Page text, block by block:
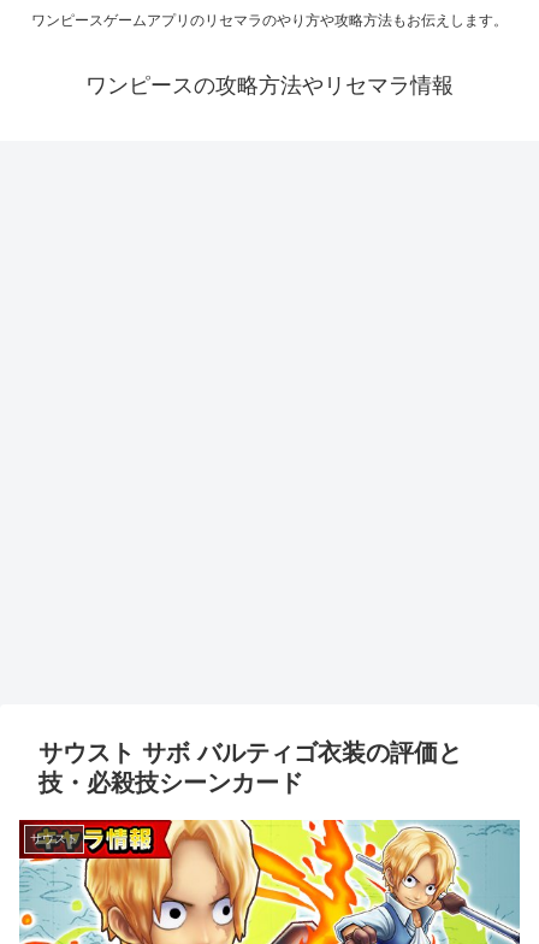
ワンピースゲームアプリのリセマラのやり方や攻略方法もお伝えします。
ワンピースの攻略方法やリセマラ情報
サウスト サボ バルティゴ衣装の評価と
技・必殺技シーンカード
サウスト